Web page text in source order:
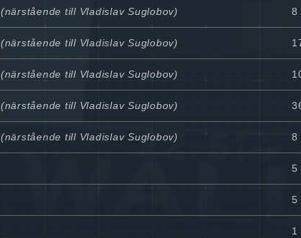
(närstående till Vladislav Suglobov) 8
(närstående till Vladislav Suglobov)
(närstående till Vladislav Suglobov)
(närstående till Vladislav Suglobov)
(närstående till Vladislav Suglobov) 8
5
5
1